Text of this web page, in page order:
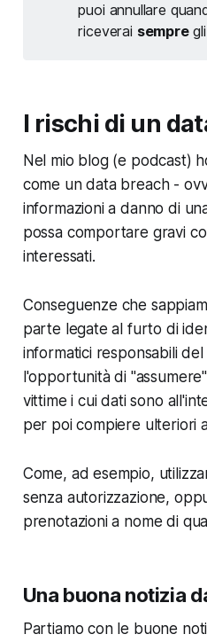
puoi annullare
riceverai sempregli
I rischi di un
Nel mio blog (e podcast)
come un data breach -
informazioni a danno di
possa comportare gravi
interessati.
Conseguenze che
parte legate al furto di
informatici responsabili
l'opportunità di
vittime i cui dati sono
per poi compiere ulteriori
Come, ad esempio,
senza autorizzazione,
prenotazioni a nome di
Una buona notizia
Partiamo con le buone